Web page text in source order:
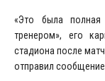
«Это была
тренером», его
стадиона после
отправил